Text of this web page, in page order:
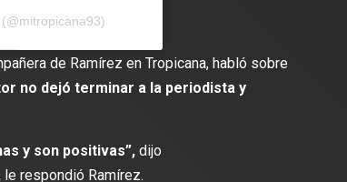
de Ramírez en Tropicana, habló sobre
no dejó terminar a la periodista y
y son positivas”,dijo
le respondió Ramírez.